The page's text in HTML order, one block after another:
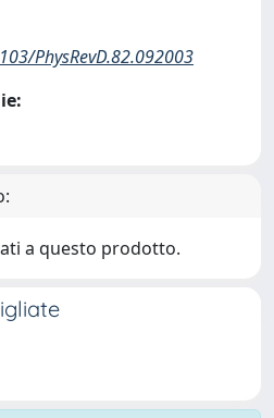
PhysRevD.82.092003
a questo prodotto.